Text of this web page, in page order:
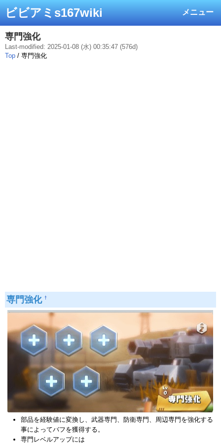
メニュー
ビビアミs167wiki
専門強化
Last-modified: 2025-01-08 (水) 00:35:47 (576d)
Top / 専門強化
専門強化 †
部品を経験値に変換し、武器専門、防衛専門、周辺専門を強化する
事によってバフを獲得する。
専門レベルアップには